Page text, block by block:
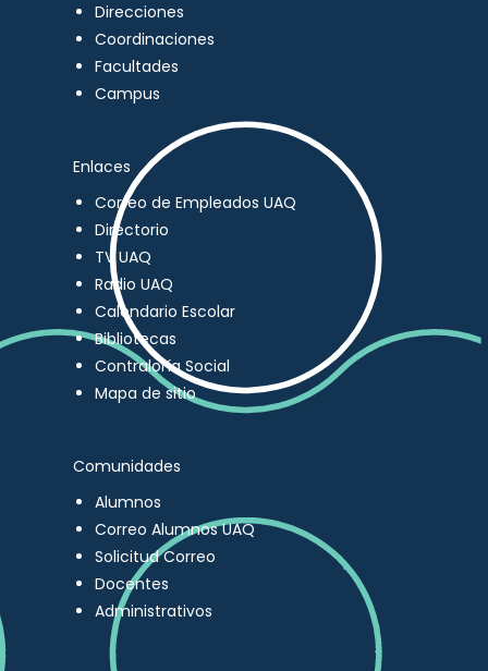
Direcciones
Coordinaciones
Facultades
Campus
Enlaces
Correo de Empleados UAQ
Directorio
TV UAQ
Radio UAQ
Calendario Escolar
Bibliotecas
Contraloría Social
Mapa de sitio
Comunidades
Alumnos
Correo Alumnos UAQ
Solicitud Correo
Docentes
Administrativos